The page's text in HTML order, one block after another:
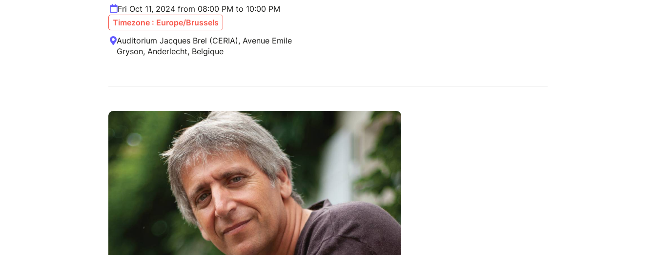
Fri Oct 11, 2024 from 08:00 PM to 10:00 PM
Timezone : Europe/Brussels
Auditorium Jacques Brel (CERIA), Avenue Emile
Gryson, Anderlecht, Belgique